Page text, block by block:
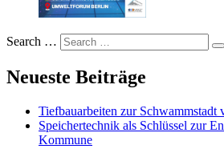
Search …
Neueste Beiträge
Tiefbauarbeiten zur Schwammstadt
Speichertechnik als Schlüssel zur
Kommune